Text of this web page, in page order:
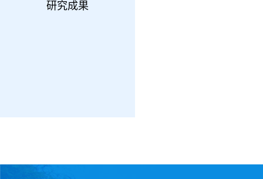
研究成果